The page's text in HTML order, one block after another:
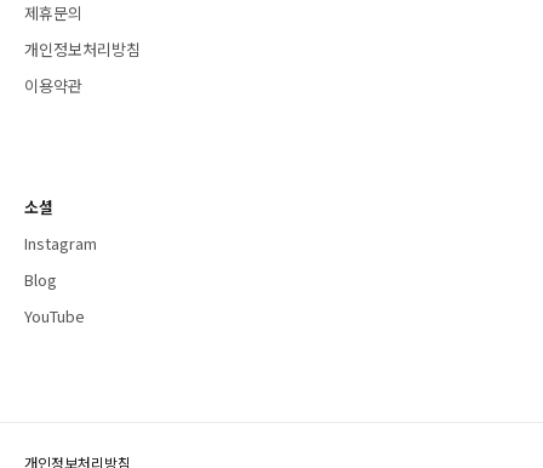
제휴문의
개인정보처리방침
이용약관
소셜
Instagram
Blog
YouTube
개인정보처리방침